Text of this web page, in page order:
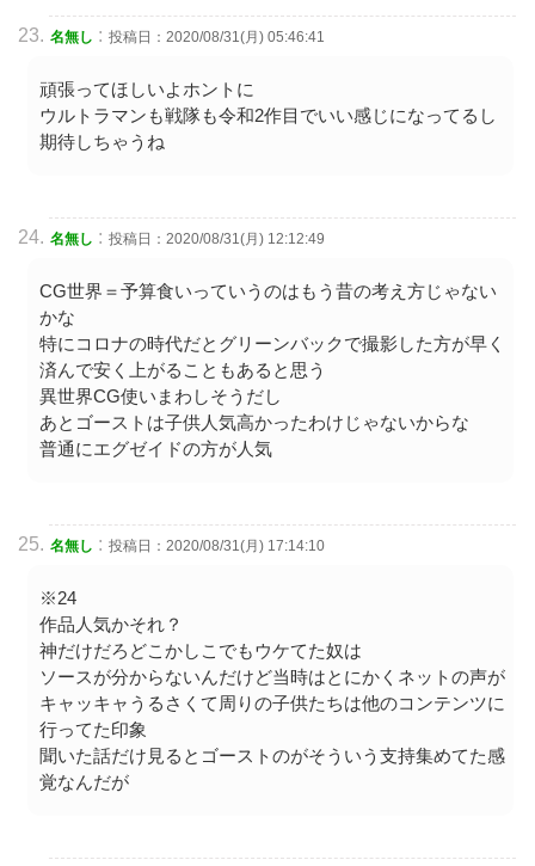
名無し : 投稿日：2020/08/31(月) 05:46:41
頑張ってほしいよホントに
ウルトラマンも戦隊も令和2作目でいい感じになってるし
期待しちゃうね
名無し : 投稿日：2020/08/31(月) 12:12:49
CG世界＝予算食いっていうのはもう昔の考え方じゃない
かな
特にコロナの時代だとグリーンバックで撮影した方が早く
済んで安く上がることもあると思う
異世界CG使いまわしそうだし
あとゴーストは子供人気高かったわけじゃないからな
普通にエグゼイドの方が人気
名無し : 投稿日：2020/08/31(月) 17:14:10
※24
作品人気かそれ？
神だけだろどこかしこでもウケてた奴は
ソースが分からないんだけど当時はとにかくネットの声が
キャッキャうるさくて周りの子供たちは他のコンテンツに
行ってた印象
聞いた話だけ見るとゴーストのがそういう支持集めてた感
覚なんだが